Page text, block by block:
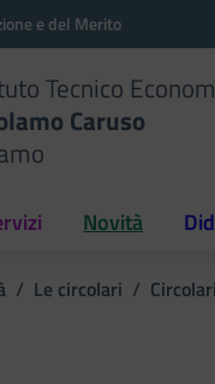
e del Merito
Tecnico
Caruso
Novità
Le circolari